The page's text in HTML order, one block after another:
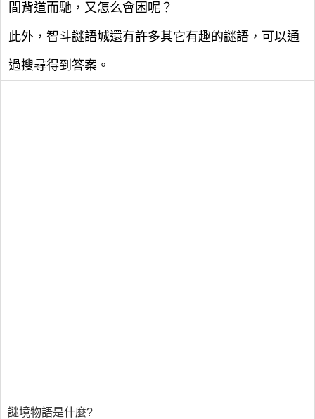
間背道而馳，又怎么會困呢？
此外，智斗謎語城還有許多其它有趣的謎語，可以通
過搜尋得到答案。
謎境物語是什麼?